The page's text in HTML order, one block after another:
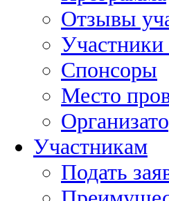
Отзывы
Спонсоры
Место
Участникам
Подать